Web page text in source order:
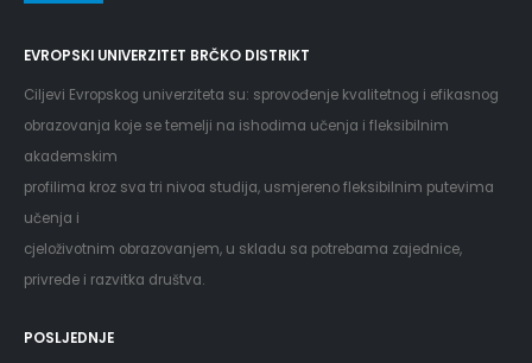
EVROPSKI UNIVERZITET BRČKO DISTRIKT
Ciljevi Evropskog univerziteta su: sprovođenje kvalitetnog i efikasnog
obrazovanja koje se temelji na ishodima učenja i fleksibilnim
akademskim
profilima kroz sva tri nivoa studija, usmjereno fleksibilnim putevima
učenja i
cjeloživotnim obrazovanjem, u skladu sa potrebama zajednice,
privrede i razvitka društva.
POSLJEDNJE